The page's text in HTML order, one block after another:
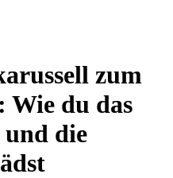
zum
Wie du das
und die